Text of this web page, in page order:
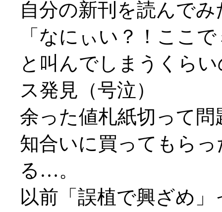
自分の新刊を読んで
「なにぃい？！ここ
と叫んでしまうくら
ス発見（号泣）
余った値札紙切って
知合いに買ってもら
る…。
以前「誤植で興ざめ